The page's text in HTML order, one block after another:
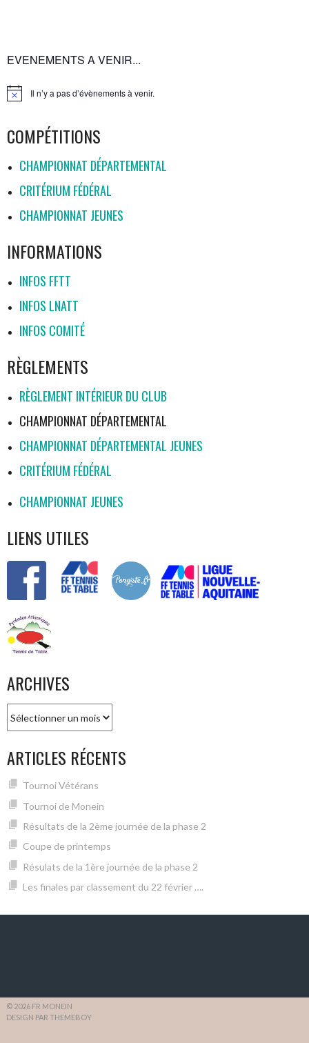
EVENEMENTS A VENIR...
Notice Il n’y a pas d’évènements à venir.
COMPÉTITIONS
CHAMPIONNAT DÉPARTEMENTAL
CRITÉRIUM FÉDÉRAL
CHAMPIONNAT JEUNES
INFORMATIONS
INFOS FFTT
INFOS LNATT
INFOS COMITÉ
RÈGLEMENTS
RÈGLEMENT INTÉRIEUR DU CLUB
CHAMPIONNAT DÉPARTEMENTAL
CHAMPIONNAT DÉPARTEMENTAL JEUNES
CRITÉRIUM FÉDÉRAL
CHAMPIONNAT JEUNES
LIENS UTILES
ARCHIVES
ARTICLES RÉCENTS
Tournoi Vétérans
Tournoi de Monein
Résultats de la 2ème journée de la phase 2
Coupe de printemps
Résulats de la 1ère journée de la phase 2
Les finales par classement du 22 février ….
© 2026 FR MONEIN
DESIGN PAR THEMEBOY